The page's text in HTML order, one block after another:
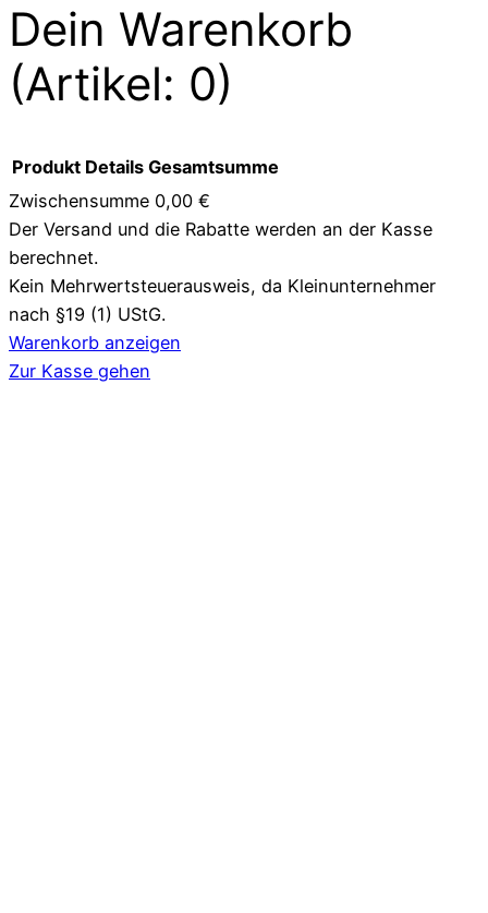
Die
Optionen
können
Produktseite
werden
Dein Warenkorb
(Artikel: 0)
Produkte
im
Warenkorb
Produkt Details Gesamtsumme
Zwischensumme 0,00 €
Der Versand und die Rabatte werden an der Kasse
berechnet.
Kein Mehrwertsteuerausweis, da Kleinunternehmer
nach §19 (1) UStG.
Warenkorb anzeigen
Zur Kasse gehen